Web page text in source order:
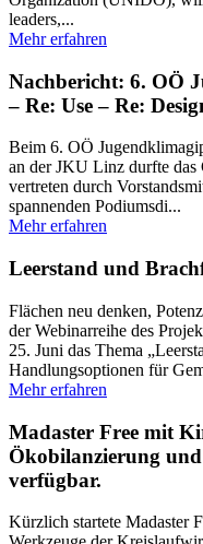
leaders,...
Mehr erfahren
Nachbericht: 6. OÖ
– Re: Use – Re:
Beim 6. OÖ
an der JKU Linz durfte
vertreten durch
spannenden Podiumsdi...
Mehr erfahren
Leerstand und
Flächen neu denken,
der Webinarreihe des
25. Juni das Thema
Handlungsoptionen für
Mehr erfahren
Madaster Free mit
Ökobilanzierung
verfügbar.
Kürzlich startete Madaster